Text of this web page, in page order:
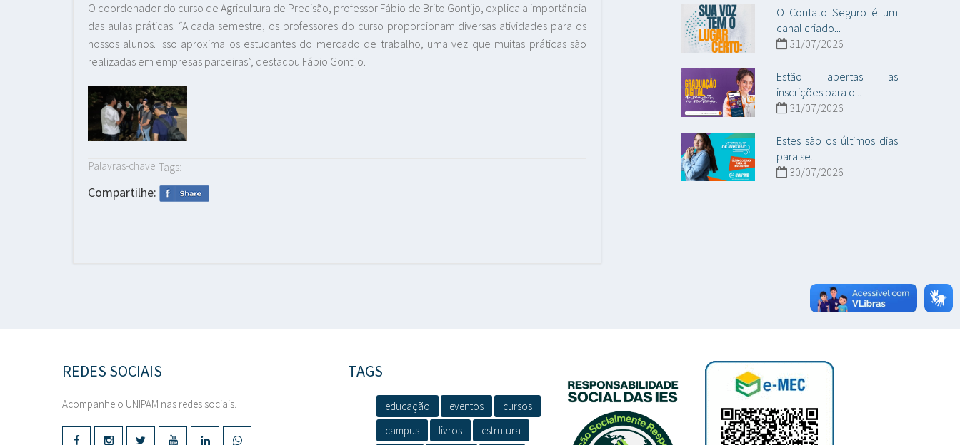
O coordenador do curso de Agricultura de Precisão, professor Fábio de Brito Gontijo, explica a importância
das aulas práticas. “A cada semestre, os professores do curso proporcionam diversas atividades para os
nossos alunos. Isso aproxima os estudantes do mercado de trabalho, uma vez que muitas práticas são
realizadas em empresas parceiras”, destacou Fábio Gontijo.
Palavras-chave: Tags:
Compartilhe:
O Contato Seguro é um
canal criado...
31/07/2026
Estão abertas as
inscrições para o...
31/07/2026
Estes são os últimos dias
para se...
30/07/2026
REDES SOCIAIS
Acompanhe o UNIPAM nas redes sociais.
TAGS
educação eventos
cursos
campus
livros
estrutura